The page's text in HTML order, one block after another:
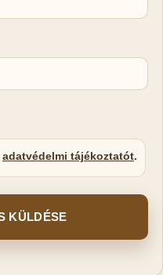
adatvédelmi tájékoztatót.